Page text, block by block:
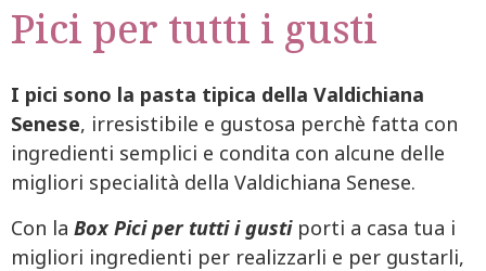
Pici per tutti i gusti
I pici sono la pasta tipica della Valdichiana
Senese, irresistibile e gustosa perchè fatta con
ingredienti semplici e condita con alcune delle
migliori specialità della Valdichiana Senese.
Con la Box Pici per tutti i gusti porti a casa tua i
migliori ingredienti per realizzarli e per gustarli,